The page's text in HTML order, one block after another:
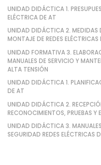
UNIDAD DIDÁCTICA 1.
ELÉCTRICA DE AT
UNIDAD DIDÁCTICA 2. MEDIDAS
MONTAJE DE REDES ELÉCTRICAS
UNIDAD FORMATIVA 3.
MANUALES DE SERVICIO Y
ALTA TENSIÓN
UNIDAD DIDÁCTICA 1.
DE AT
UNIDAD DIDÁCTICA 2.
RECONOCIMIENTOS, PRUEBAS Y
UNIDAD DIDÁCTICA 3.
SEGURIDAD REDES ELÉCTRICAS